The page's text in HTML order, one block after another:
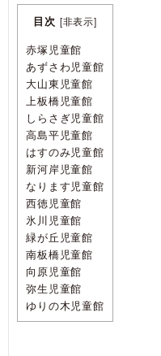
目次 [非表示]
赤塚児童館
あずさわ児童館
大山東児童館
上板橋児童館
しらさぎ児童館
高島平児童館
はすのみ児童館
新河岸児童館
なります児童館
西徳児童館
氷川児童館
緑が丘児童館
南板橋児童館
向原児童館
弥生児童館
ゆりの木児童館